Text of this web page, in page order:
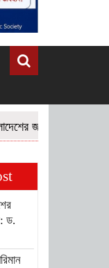
জনগণের করণীয় ও এর
ড.